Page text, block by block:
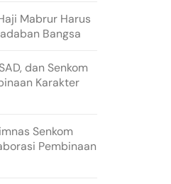
Mabrur Harus
Bangsa
dan Senkom
Karakter
Senkom
Pembinaan